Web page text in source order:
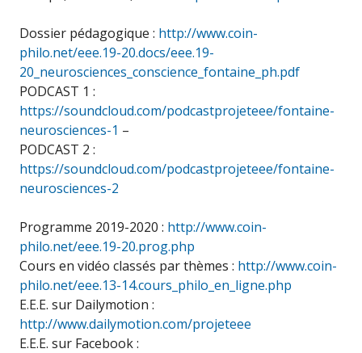
Dossier pédagogique : http://www.coin-
philo.net/eee.19-20.docs/eee.19-
20_neurosciences_conscience_fontaine_ph.pdf
PODCAST 1 :
https://soundcloud.com/podcastprojeteee/fontaine-
neurosciences-1 –
PODCAST 2 :
https://soundcloud.com/podcastprojeteee/fontaine-
neurosciences-2
Programme 2019-2020 : http://www.coin-
philo.net/eee.19-20.prog.php
Cours en vidéo classés par thèmes : http://www.coin-
philo.net/eee.13-14.cours_philo_en_ligne.php
E.E.E. sur Dailymotion :
http://www.dailymotion.com/projeteee
E.E.E. sur Facebook :